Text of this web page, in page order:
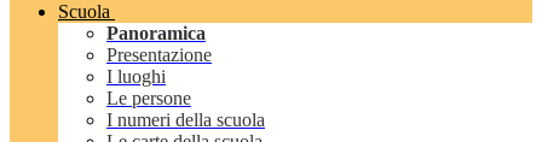
Scuola
Panoramica
Presentazione
I luoghi
Le persone
I numeri della scuola